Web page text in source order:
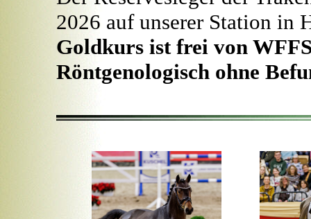
2026 auf unserer Station in
Goldkurs ist frei von
Röntgenologisch ohne